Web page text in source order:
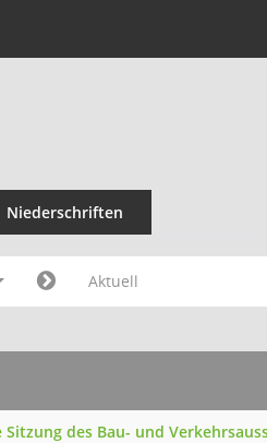
Niederschriften
Aktuell
des Bau- und